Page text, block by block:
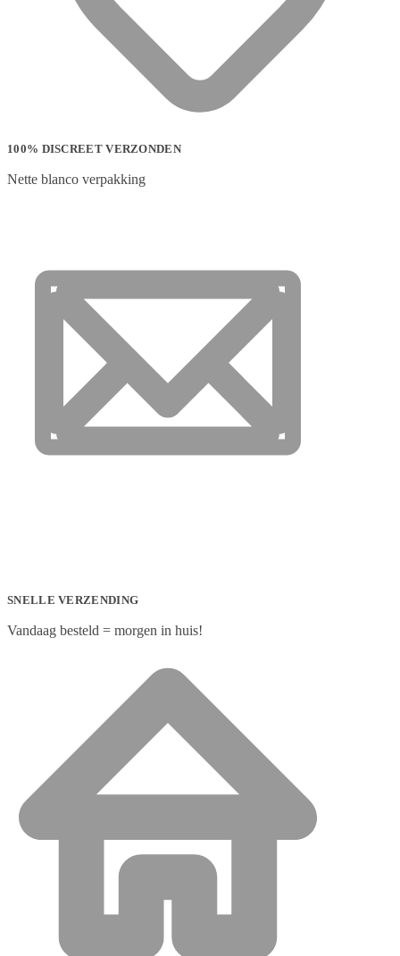
100% DISCREET VERZONDEN
Nette blanco verpakking
SNELLE VERZENDING
Vandaag besteld = morgen in huis!